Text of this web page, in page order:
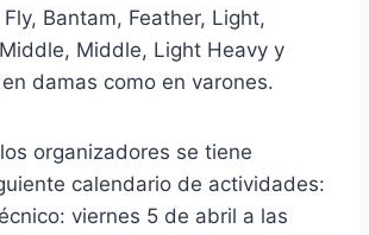
Bantam, Feather, Light,
Middle, Light Heavy y
damas como en varones.
organizadores se tiene
calendario de actividades:
viernes 5 de abril a las